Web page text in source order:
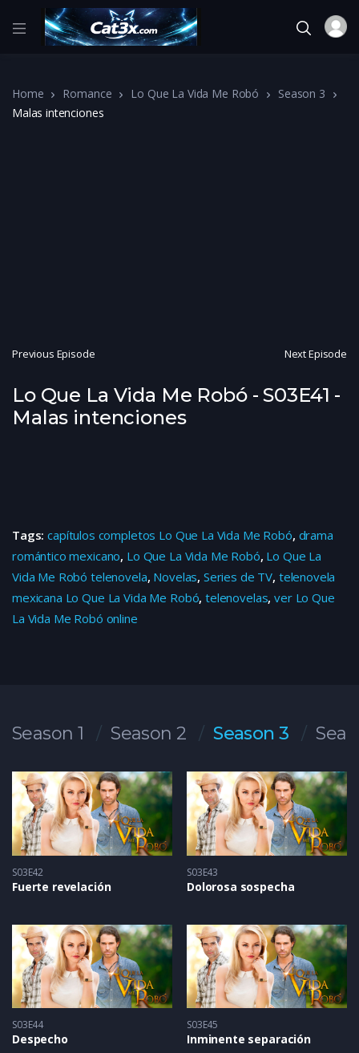
Home Romance Lo Que La Vida Me Robó
Season 3
Malas intenciones
Previous Episode Next Episode
Lo Que La Vida Me Robó - S03E41 -
Malas intenciones
Tags:capítulos completos Lo Que La Vida Me Robó, drama
romántico mexicano, Lo Que La Vida Me Robó, Lo Que La
Vida Me Robó telenovela, Novelas, Series de TV, telenovela
mexicana Lo Que La Vida Me Robó,telenovelas,ver Lo Que
La Vida Me Robó online
Season 1 Season 2 Season 3
S03E42
Fuerte revelación
S03E43
Dolorosa sospecha
S03E44
Despecho
S03E45
Inminente separación